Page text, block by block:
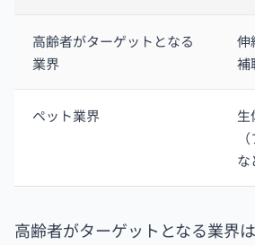
高齢者がターゲットとなる
業界
伸
補
ペット業界
生
な
高齢者がターゲットとなる業界